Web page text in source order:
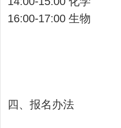
16:00-17:00 生物
四、报名办法